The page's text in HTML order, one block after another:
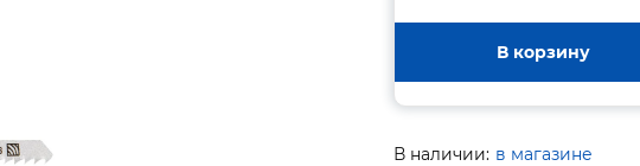
В корзину
В наличии: в магазине